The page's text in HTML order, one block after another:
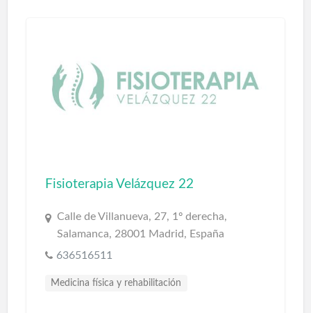
Fisioterapia Velázquez 22
Calle de Villanueva, 27, 1º derecha,
Salamanca, 28001 Madrid, España
636516511
Medicina física y rehabilitación